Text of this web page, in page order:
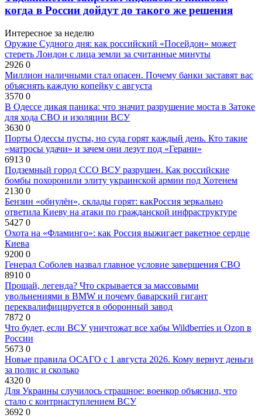
когда в России дойдут до такого же решения
Интересное за неделю
Оружие Судного дня: как российский «Посейдон» может
стереть Лондон с лица земли за считанные минуты
2926 0
Миллион наличными стал опасен. Почему банки заставят вас
объяснять каждую копейку с августа
3570 0
В Одессе дикая паника: что значит разрушение моста в Затоке
для хода СВО и изоляции ВСУ
3630 0
Порты Одессы пусты, но суда горят каждый день. Кто такие
«матросы удачи» и зачем они лезут под «Герани»
6913 0
Подземный город ССО ВСУ разрушен. Как российские
бомбы похоронили элиту украинской армии под Хотенем
2130 0
Бензин «обнулён», склады горят: какРоссия зеркально
ответила Киеву на атаки по гражданской инфраструктуре
5427 0
Охота на «Фламинго»: как Россия выжигает ракетное сердце
Киева
9200 0
Генерал Соболев назвал главное условие завершения СВО
8910 0
Прощай, легенда? Что скрывается за массовыми
увольнениями в BMW и почему баварский гигант
переквалифицируется в оборонный завод
7872 0
Что будет, если ВСУ уничтожат все хабы Wildberries и Ozon в
России
5673 0
Новые правила ОСАГО с 1 августа 2026. Кому вернут деньги
за полис и сколько
4320 0
Для Украины случилось страшное: военкор объяснил, что
стало с контрнаступлением ВСУ
3692 0